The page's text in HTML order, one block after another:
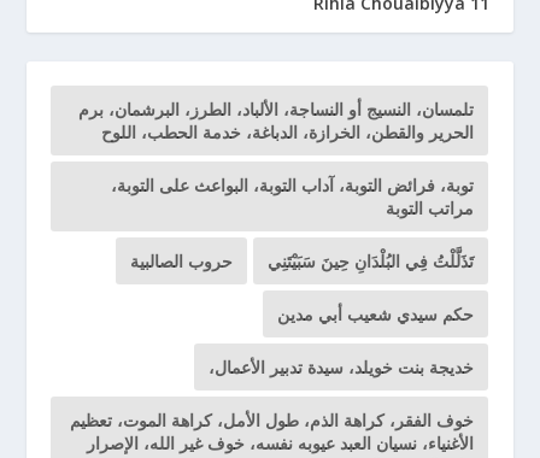
تلمسان، النسيج أو النساجة، الألباد، الطرز، البرشمان، برم
الحرير والقطن، الخرازة، الدباغة، خدمة الحطب، اللوح
توبة، فرائض التوبة، آداب التوبة، البواعث على التوبة،
مراتب التوبة
تَذَلَّلْتُ فِي البُلْدَانِ حِينَ سَبَيْتَنِي حروب الصالبية
حكم سيدي شعيب أبي مدين
خديجة بنت خويلد، سيدة تدبير الأعمال،
خوف الفقر، كراهة الذم، طول الأمل، كراهة الموت، تعظيم
الأغنياء، نسيان العبد عيوبه نفسه، خوف غير الله، الإصرار